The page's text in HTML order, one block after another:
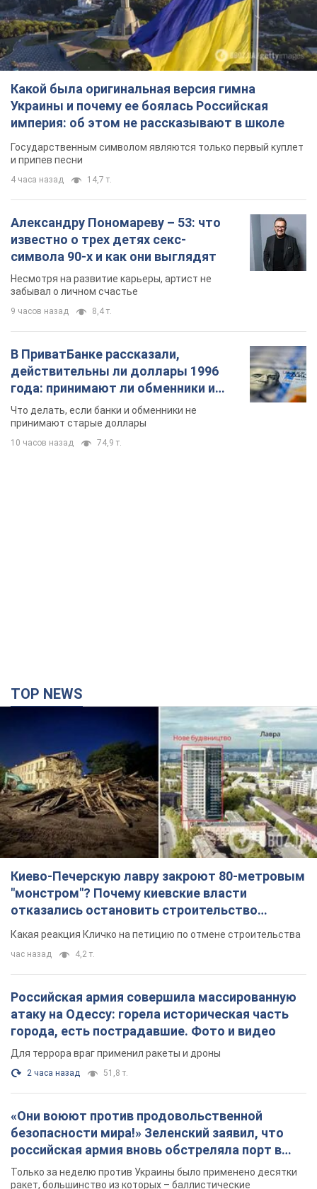
Государственным символом являются только первый куплет
и припев песни
4 часа назад 14,7 т.
Александру Пономареву – 53: что
известно о трех детях секс-
символа 90-х и как они выглядят
забывал о личном счастье
действительны ли доллары 1996
года: принимают ли обменники и
банки такие купюры
принимают старые доллары
Киево-Печерскую лавру закроют 80-метровым
"монстром"? Почему киевские власти
отказались остановить строительство
небоскреба "московского верующего"
Какая реакция Кличко на петицию по отмене строительства
час назад 4,2 т.
Российская армия совершила массированную
атаку на Одессу: горела историческая часть
города, есть пострадавшие. Фото и видео
Для террора враг применил ракеты и дроны
2 часа назад 51,8 т.
«Они воюют против продовольственной
безопасности мира!» Зеленский заявил, что
российская армия вновь обстреляла порт в
Одессе
Только за неделю против Украины было применено десятки